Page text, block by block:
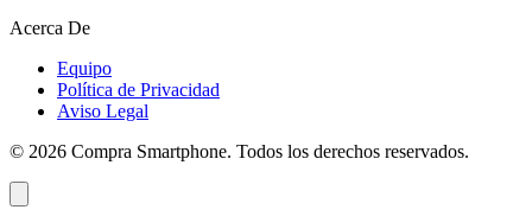
Acerca De
Equipo
Política de Privacidad
Aviso Legal
© 2026 Compra Smartphone. Todos los derechos reservados.